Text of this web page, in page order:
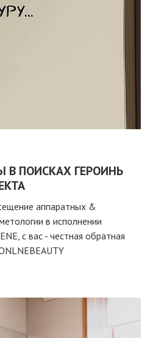
В ПОИСКАХ ГЕРОИНЬ
аппаратных &
в исполнении
с вас - честная обратная